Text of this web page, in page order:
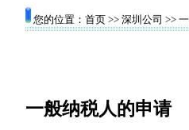
您的位置： 首页>> 深圳公司 >>
一般纳税人的申请